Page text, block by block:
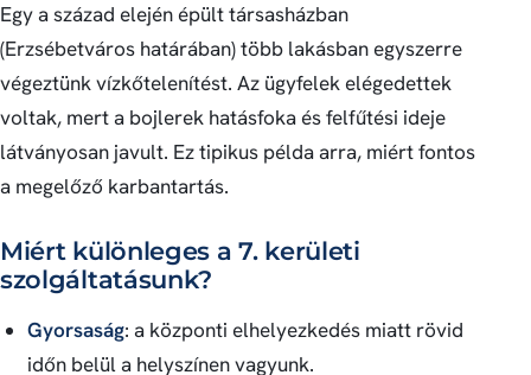
Egy a század elején épült társasházban
(Erzsébetváros határában) több lakásban egyszerre
végeztünk vízkőtelenítést. Az ügyfelek elégedettek
voltak, mert a bojlerek hatásfoka és felfűtési ideje
látványosan javult. Ez tipikus példa arra, miért fontos
a megelőző karbantartás.
Miért különleges a 7. kerületi
szolgáltatásunk?
Gyorsaság: a központi elhelyezkedés miatt rövid
időn belül a helyszínen vagyunk.